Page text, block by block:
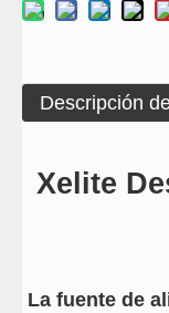
Descripción
Xelite
La fuente de